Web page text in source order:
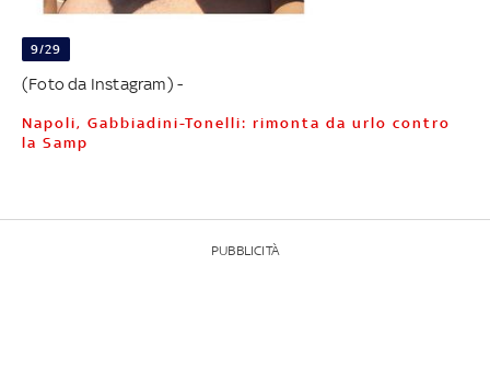
9/29
(Foto da Instagram) -
Napoli, Gabbiadini-Tonelli: rimonta da urlo contro
la Samp
PUBBLICITÀ